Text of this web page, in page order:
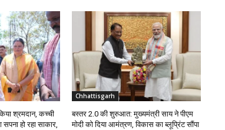
श्रमदान, कच्ची
हो रहा साकार,
Chhattisgarh
बस्तर 2.0 की शुरुआत: मुख्यमंत्री साय ने पीएम
मोदी को दिया आमंत्रण, विकास का ब्लूप्रिंट सौंपा